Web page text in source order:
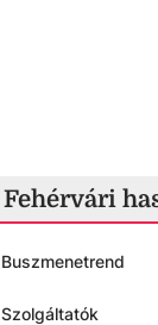
Fehérvári
Buszmenetrend
Szolgáltatók